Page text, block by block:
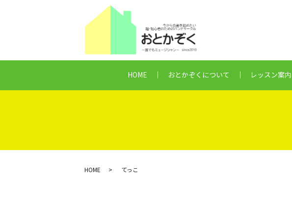
HOME おとかぞくについて レッスン案内
HOME てっこ